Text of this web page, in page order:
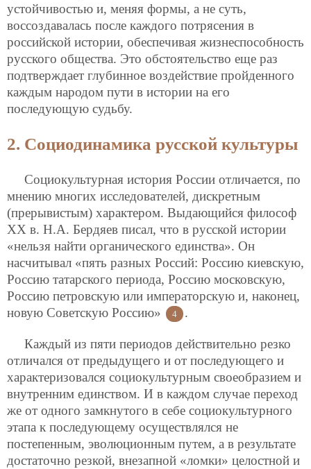
устойчивостью и, меняя формы, а не суть,
воссоздавалась после каждого потрясения в
российской истории, обеспечивая жизнеспособность
русского общества. Это обстоятельство еще раз
подтверждает глубинное воздействие пройденного
каждым народом пути в истории на его
последующую судьбу.
2. Социодинамика русской культуры
Социокультурная история России отличается, по
мнению многих исследователей, дискретным
(прерывистым) характером. Выдающийся философ
XX в. Н.А. Бердяев писал, что в русской истории
«нельзя найти органического единства». Он
насчитывал «пять разных Россий: Россию киевскую,
Россию татарского периода, Россию московскую,
Россию петровскую или императорскую и, наконец,
новую Советскую Россию»
4 .
Каждый из пяти периодов действительно резко
отличался от предыдущего и от последующего и
характеризовался социокультурным своеобразием и
внутренним единством. И в каждом случае переход
же от одного замкнутого в себе социокультурного
этапа к последующему осуществлялся не
постепенным, эволюционным путем, а в результате
достаточно резкой, внезапной «ломки» целостной и